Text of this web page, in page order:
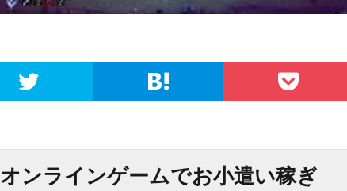
オンラインゲームでお小遣い稼ぎ